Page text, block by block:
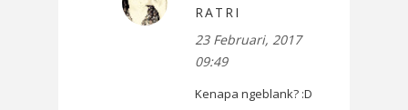
RATRI
23 Februari, 2017
09:49
Kenapa ngeblank? :D